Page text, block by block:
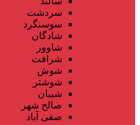
سردشت
سوسنگرد
شادگان
شاوور
شرافت
شوش
شوشتر
شیبان
صالح شهر
صفی آباد